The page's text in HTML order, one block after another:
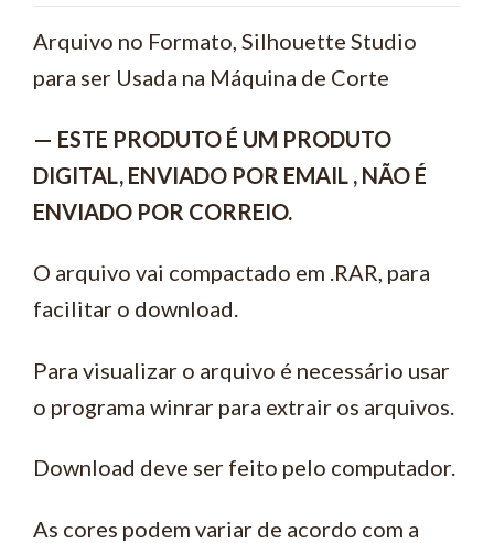
Arquivo no Formato, Silhouette Studio
para ser Usada na Máquina de Corte
— ESTE PRODUTO É UM PRODUTO
DIGITAL, ENVIADO POR EMAIL , NÃO É
ENVIADO POR CORREIO.
O arquivo vai compactado em .RAR, para
facilitar o download.
Para visualizar o arquivo é necessário usar
o programa winrar para extrair os arquivos.
Download deve ser feito pelo computador.
As cores podem variar de acordo com a